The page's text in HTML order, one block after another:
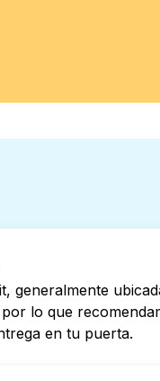
generalmente
lo que
en tu puerta.